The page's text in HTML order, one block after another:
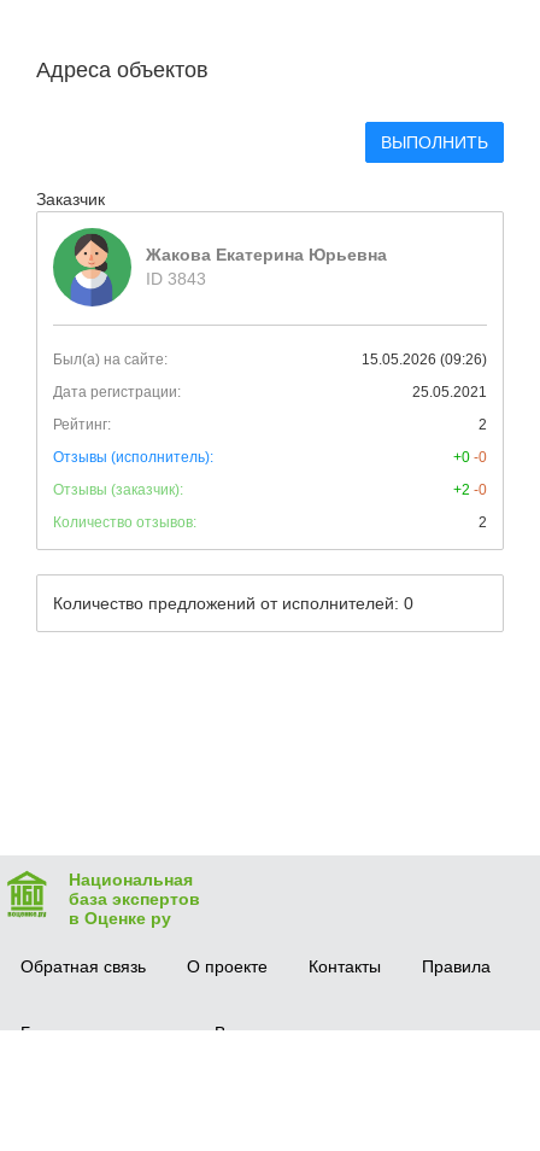
Адреса объектов
ВЫПОЛНИТЬ
Заказчик
Жакова Екатерина Юрьевна
ID 3843
Был(а) на сайте:
15.05.2026 (09:26)
Дата регистрации:
25.05.2021
Рейтинг:
2
Отзывы (исполнитель):
+0 -0
Отзывы (заказчик):
+2 -0
Количество отзывов:
2
Количество предложений от исполнителей: 0
Национальная
база экспертов
в Оценке ру
Обратная связь О проекте Контакты Правила
Безопасная сделка Вопрос-ответ